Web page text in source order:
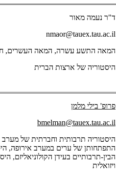
ד"ר נעמה מאור
nmaor@tauex.tau.ac.il
המאה התשע עשרה, המאה העשרים,
היסטוריה של ארצות הברית
פרופ' בילי מלמן
bmelman@tauex.tau.ac.il
היסטוריה תרבותית וחברתית של
התפתחותן של ערים במערב אירופה,
הבין-תרבותיים בעידן הקולוניאליזם,
ויזואלית